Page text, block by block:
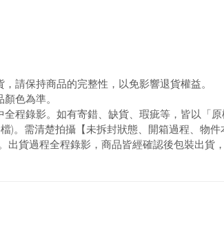
請保持商品的完整性，以免影響退貨權益。
色為準。
程錄影。如有寄錯、缺貨、瑕疵等，皆以「原
)。需清楚拍攝【未拆封狀態、開箱過程、物件
出貨過程全程錄影，商品皆經確認後包裝出貨